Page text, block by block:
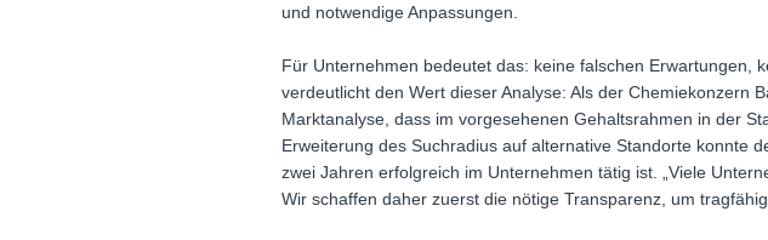
und notwendige Anpassungen.
Für Unternehmen bedeutet das: keine falschen Erwartungen,
verdeutlicht den Wert dieser Analyse: Als der Chemiekonzern
Marktanalyse, dass im vorgesehenen Gehaltsrahmen in der
Erweiterung des Suchradius auf alternative Standorte konnte
zwei Jahren erfolgreich im Unternehmen tätig ist. „Viele
Wir schaffen daher zuerst die nötige Transparenz, um